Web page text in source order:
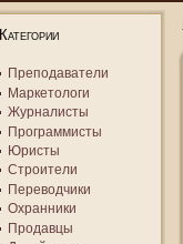
Категории
Преподаватели
Маркетологи
Журналисты
Программисты
Юристы
Строители
Переводчики
Охранники
Продавцы